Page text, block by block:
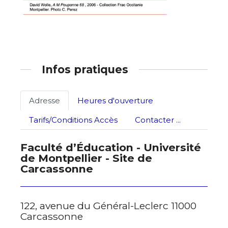
J'accepte les
* Champ obligatoire
Statut / Organisation
J'accepte lestermes et conditions
* Champ obligatoire
Infos pratiques
Adresse
Heures d'ouverture
Tarifs/Conditions Accès
Contacter ...
Faculté d’Éducation - Université
de Montpellier - Site de
Carcassonne
122, avenue du Général-Leclerc 11000
Carcassonne